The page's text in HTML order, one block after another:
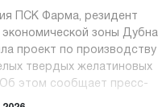
ПСК Фарма, резидент
зоны Дубна,
проект по производству
твердых желатиновых
Об этом сообщает пресс-
инвестиций,